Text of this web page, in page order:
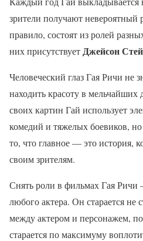
зрители получают невероятный
правило, состоят из ролей
них присутствуетДжейсон
Человеческий глаз Гая Ричи не
находить красоту в мельчайших
своих картин Гай использует
комедий и тяжелых боевиков,
то, что главное — это история,
своим зрителям.
Снять роли в фильмах Гая Ричи
любого актера. Он старается не
между актером и персонажем,
старается по максимуму